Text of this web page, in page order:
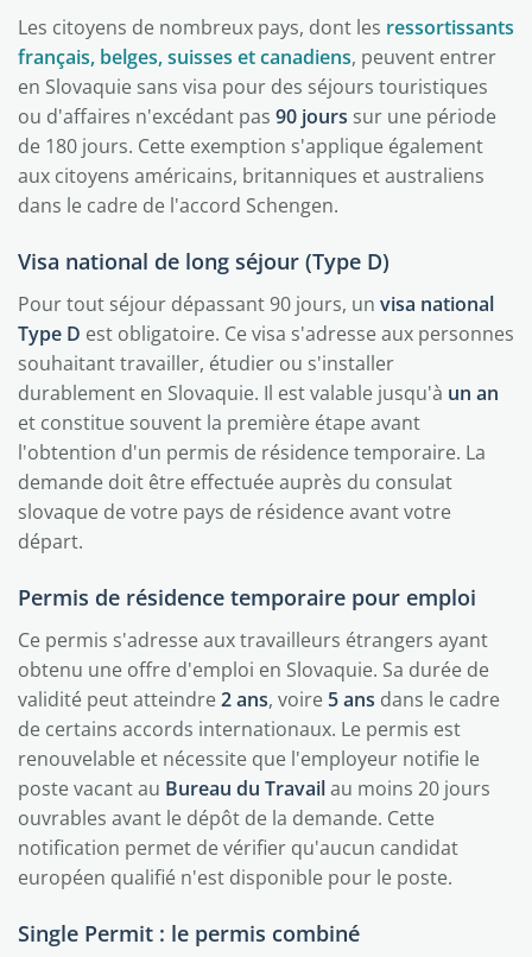
Les citoyens de nombreux pays, dont les ressortissants
français, belges, suisses et canadiens, peuvent entrer
en Slovaquie sans visa pour des séjours touristiques
ou d'affaires n'excédant pas 90 jours sur une période
de 180 jours. Cette exemption s'applique également
aux citoyens américains, britanniques et australiens
dans le cadre de l'accord Schengen.
Visa national de long séjour (Type D)
Pour tout séjour dépassant 90 jours, un visa national
Type D est obligatoire. Ce visa s'adresse aux personnes
souhaitant travailler, étudier ou s'installer
durablement en Slovaquie. Il est valable jusqu'à un an
et constitue souvent la première étape avant
l'obtention d'un permis de résidence temporaire. La
demande doit être effectuée auprès du consulat
slovaque de votre pays de résidence avant votre
départ.
Permis de résidence temporaire pour emploi
Ce permis s'adresse aux travailleurs étrangers ayant
obtenu une offre d'emploi en Slovaquie. Sa durée de
validité peut atteindre2 ans, voire 5 ans dans le cadre
de certains accords internationaux. Le permis est
renouvelable et nécessite que l'employeur notifie le
poste vacant au Bureau du Travailau moins 20 jours
ouvrables avant le dépôt de la demande. Cette
notification permet de vérifier qu'aucun candidat
européen qualifié n'est disponible pour le poste.
Single Permit : le permis combiné